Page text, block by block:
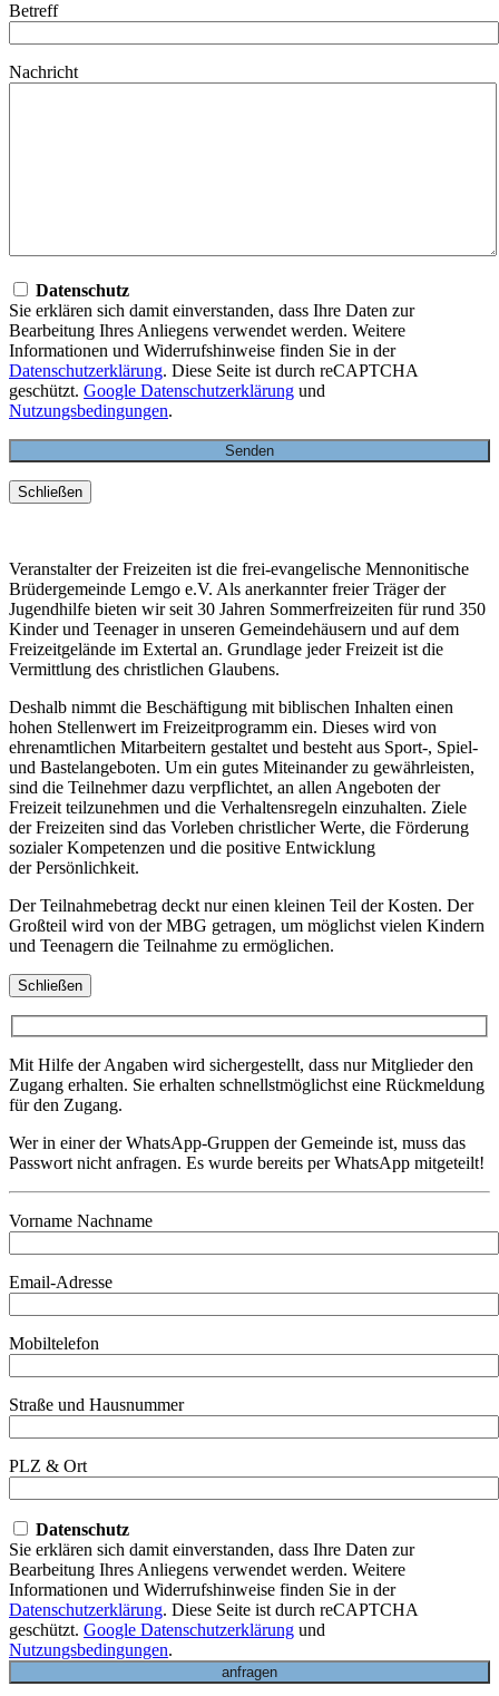
Betreff
Nachricht
Datenschutz
Sie erklären sich damit einverstanden, dass Ihre Daten zur
Bearbeitung Ihres Anliegens verwendet werden. Weitere
Informationen und Widerrufshinweise finden Sie in der
Datenschutzerklärung. Diese Seite ist durch reCAPTCHA
geschützt. Google Datenschutzerklärung und
Nutzungsbedingungen.
Schließen
Veranstalter der Freizeiten ist die frei-evangelische Mennonitische
Brüdergemeinde Lemgo e.V. Als anerkannter freier Träger der
Jugendhilfe bieten wir seit 30 Jahren Sommerfreizeiten für rund 350
Kinder und Teenager in unseren Gemeindehäusern und auf dem
Freizeitgelände im Extertal an. Grundlage jeder Freizeit ist die
Vermittlung des christlichen Glaubens.
Deshalb nimmt die Beschäftigung mit biblischen Inhalten einen
hohen Stellenwert im Freizeitprogramm ein. Dieses wird von
ehrenamtlichen Mitarbeitern gestaltet und besteht aus Sport-, Spiel-
und Bastelangeboten. Um ein gutes Miteinander zu gewährleisten,
sind die Teilnehmer dazu verpflichtet, an allen Angeboten der
Freizeit teilzunehmen und die Verhaltensregeln einzuhalten. Ziele
der Freizeiten sind das Vorleben christlicher Werte, die Förderung
sozialer Kompetenzen und die positive Entwicklung
der Persönlichkeit.
Der Teilnahmebetrag deckt nur einen kleinen Teil der Kosten. Der
Großteil wird von der MBG getragen, um möglichst vielen Kindern
und Teenagern die Teilnahme zu ermöglichen.
Schließen
Mit Hilfe der Angaben wird sichergestellt, dass nur Mitglieder den
Zugang erhalten. Sie erhalten schnellstmöglichst eine Rückmeldung
für den Zugang.
Wer in einer der WhatsApp-Gruppen der Gemeinde ist, muss das
Passwort nicht anfragen. Es wurde bereits per WhatsApp mitgeteilt!
Vorname Nachname
Email-Adresse
Mobiltelefon
Straße und Hausnummer
PLZ & Ort
Datenschutz
Sie erklären sich damit einverstanden, dass Ihre Daten zur
Bearbeitung Ihres Anliegens verwendet werden. Weitere
Informationen und Widerrufshinweise finden Sie in der
Datenschutzerklärung. Diese Seite ist durch reCAPTCHA
geschützt. Google Datenschutzerklärung und
Nutzungsbedingungen.